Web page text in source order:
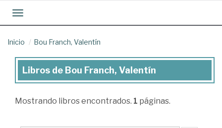
Toggle navigation
Inicio Bou Franch, Valentín
Libros
Bou
Libros de Bou Franch, Valentín
Mostrando libros encontrados. 1 páginas.